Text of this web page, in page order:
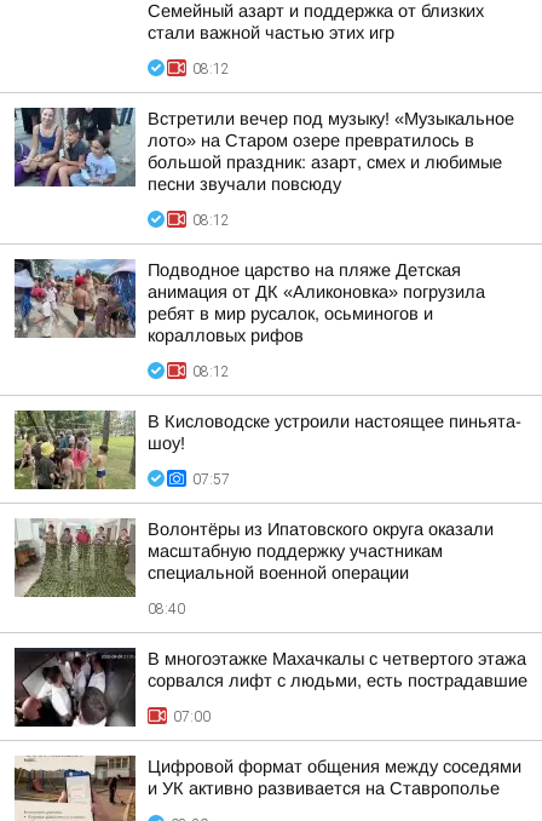
Семейный азарт и поддержка от близких
стали важной частью этих игр
08:12
Встретили вечер под музыку! «Музыкальное
лото» на Старом озере превратилось в
большой праздник: азарт, смех и любимые
песни звучали повсюду
08:12
Подводное царство на пляже Детская
анимация от ДК «Аликоновка» погрузила
ребят в мир русалок, осьминогов и
коралловых рифов
08:12
В Кисловодске устроили настоящее пиньята-
шоу!
07:57
Волонтёры из Ипатовского округа оказали
масштабную поддержку участникам
специальной военной операции
08:40
В многоэтажке Махачкалы с четвертого этажа
сорвался лифт с людьми, есть пострадавшие
07:00
Цифровой формат общения между соседями
и УК активно развивается на Ставрополье